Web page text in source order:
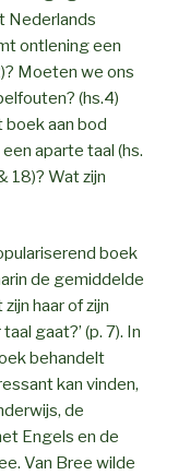
Nederlands
ontlening een
Moeten we ons
(hs.4)
boek aan bod
aparte taal (hs.
18)? Wat zijn
boek
de gemiddelde
haar of zijn
gaat?’ (p. 7). In
behandelt
kan vinden,
de
Engels en de
Van Bree wilde